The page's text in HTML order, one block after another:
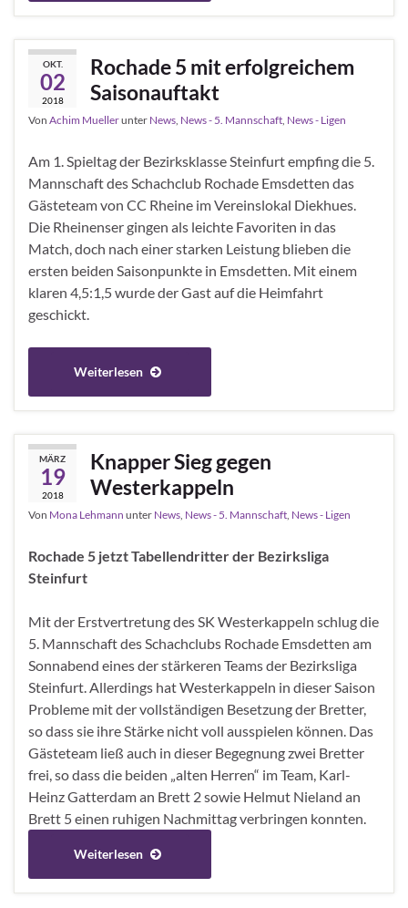
OKT.
02
2018
Rochade 5 mit erfolgreichem
Saisonauftakt
Von Achim Muellerunter News News - 5. Mannschaft News - Ligen
Am 1. Spieltag der Bezirksklasse Steinfurt empfing die 5.
Mannschaft des Schachclub Rochade Emsdetten das
Gästeteam von CC Rheine im Vereinslokal Diekhues.
Die Rheinenser gingen als leichte Favoriten in das
Match, doch nach einer starken Leistung blieben die
ersten beiden Saisonpunkte in Emsdetten. Mit einem
klaren 4,5:1,5 wurde der Gast auf die Heimfahrt
geschickt.
Weiterlesen
MÄRZ
19
2018
Knapper Sieg gegen
Westerkappeln
Von Mona Lehmann unter News News - 5. Mannschaft News - Ligen
Rochade 5 jetzt Tabellendritter der Bezirksliga
Steinfurt
Mit der Erstvertretung des SK Westerkappeln schlug die
5. Mannschaft des Schachclubs Rochade Emsdetten am
Sonnabend eines der stärkeren Teams der Bezirksliga
Steinfurt. Allerdings hat Westerkappeln in dieser Saison
Probleme mit der vollständigen Besetzung der Bretter,
so dass sie ihre Stärke nicht voll ausspielen können. Das
Gästeteam ließ auch in dieser Begegnung zwei Bretter
frei, so dass die beiden „alten Herren“ im Team, Karl-
Heinz Gatterdam an Brett 2 sowie Helmut Nieland an
Brett 5 einen ruhigen Nachmittag verbringen konnten.
Weiterlesen